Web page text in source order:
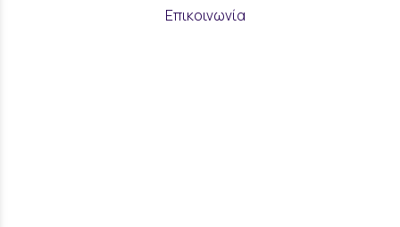
Επικοινωνία